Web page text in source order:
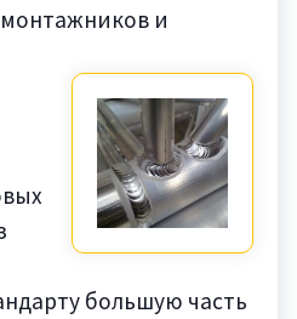
и
большую часть